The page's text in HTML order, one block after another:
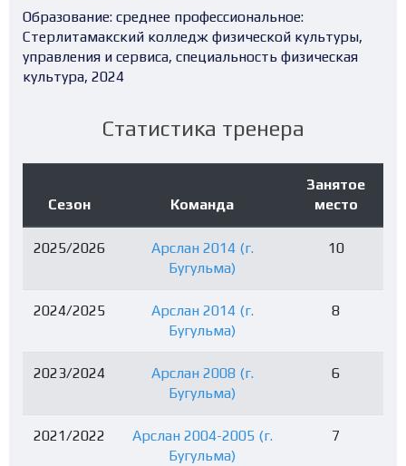
Образование: среднее профессиональное:
Стерлитамакский колледж физической культуры,
управления и сервиса, специальность физическая
культура, 2024
Статистика тренера
Сезон Команда
Занятое
место
2025/2026
Арслан 2014 (г.
Бугульма)
10
2024/2025
Арслан 2014 (г.
Бугульма)
8
2023/2024
Арслан 2008 (г.
Бугульма)
6
2021/2022
Арслан 2004-2005 (г.
Бугульма)
7